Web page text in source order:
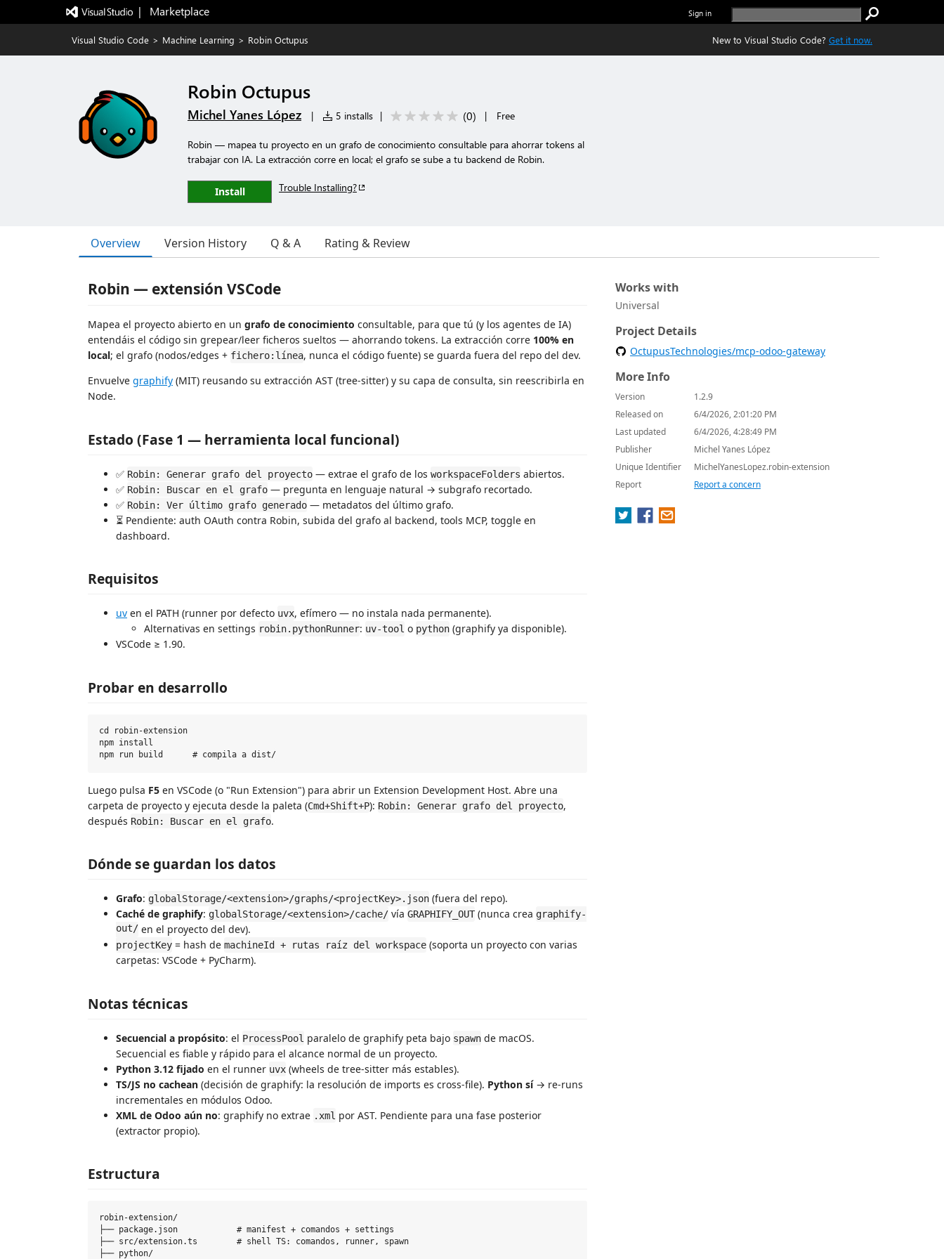
|   Marketplace Sign in
Visual Studio Code > Machine Learning > Robin Octupus New to Visual Studio Code? Get it now.
Robin Octupus
Michel Yanes López | 5 installs | (0) | Free
Robin — mapea tu proyecto en un grafo de conocimiento consultable para ahorrar tokens al
trabajar con IA. La extracción corre en local; el grafo se sube a tu backend de Robin.
Install Trouble Installing?
Overview Version History Q & A Rating & Review
Robin — extensión VSCode
Mapea el proyecto abierto en un grafo de conocimiento consultable, para que tú (y los agentes de IA)
entendáis el código sin grepear/leer ficheros sueltos — ahorrando tokens. La extracción corre 100% en
local; el grafo (nodos/edges + fichero:línea, nunca el código fuente) se guarda fuera del repo del dev.
Envuelve graphify (MIT) reusando su extracción AST (tree-sitter) y su capa de consulta, sin reescribirla en
Node.
Estado (Fase 1 — herramienta local funcional)
✅ Robin: Generar grafo del proyecto — extrae el grafo de los workspaceFolders abiertos.
✅ Robin: Buscar en el grafo — pregunta en lenguaje natural → subgrafo recortado.
✅ Robin: Ver último grafo generado — metadatos del último grafo.
⏳ Pendiente: auth OAuth contra Robin, subida del grafo al backend, tools MCP, toggle en
dashboard.
Requisitos
uv en el PATH (runner por defecto uvx, efímero — no instala nada permanente).
Alternativas en settings robin.pythonRunner: uv-tool o python (graphify ya disponible).
VSCode ≥ 1.90.
Probar en desarrollo
cd robin-extension
npm install
Luego pulsa F5 en VSCode (o "Run Extension") para abrir un Extension Development Host. Abre una
carpeta de proyecto y ejecuta desde la paleta (Cmd+Shift+P): Robin: Generar grafo del proyecto,
después Robin: Buscar en el grafo.
Dónde se guardan los datos
Grafo: globalStorage/<extension>/graphs/<projectKey>.json (fuera del repo).
Caché de graphify: globalStorage/<extension>/cache/ vía GRAPHIFY_OUT(nunca crea graphify-
out/ en el proyecto del dev).
projectKey = hash de machineId + rutas raíz del workspace (soporta un proyecto con varias
carpetas: VSCode + PyCharm).
Notas técnicas
Secuencial a propósito: el ProcessPool paralelo de graphify peta bajo spawn de macOS.
Secuencial es fiable y rápido para el alcance normal de un proyecto.
Python 3.12 fijado en el runner uvx (wheels de tree-sitter más estables).
TS/JS no cachean (decisión de graphify: la resolución de imports es cross-file). Python sí→ re-runs
incrementales en módulos Odoo.
XML de Odoo aún no: graphify no extrae .xml por AST. Pendiente para una fase posterior
(extractor propio).
Estructura
robin-extension/
├── package.json            # manifest + comandos + settings
├── src/extension.ts        # shell TS: comandos, runner, spawn
├── python/
Works with
Universal
Project Details
OctupusTechnologies/mcp-odoo-gateway
More Info
Version
1.2.9
Released on
6/4/2026, 2:01:20 PM
Last updated
6/4/2026, 4:28:49 PM
Publisher
Michel Yanes López
Unique Identifier
MichelYanesLopez.robin-extension
Report
Report a concern